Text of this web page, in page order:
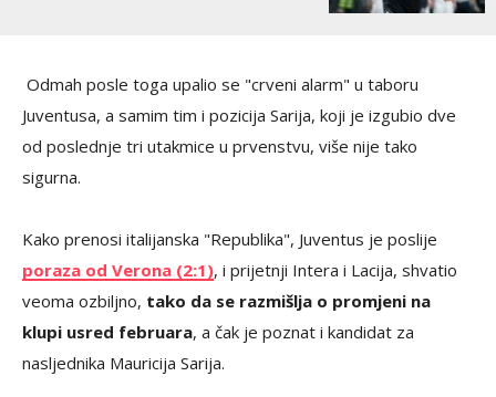
Odmah posle toga upalio se "crveni alarm" u taboru
Juventusa, a samim tim i pozicija Sarija, koji je izgubio dve
od poslednje tri utakmice u prvenstvu, više nije tako
sigurna.
Kako prenosi italijanska "Republika", Juventus je poslije
poraza od Verona (2:1), i prijetnji Intera i Lacija, shvatio
veoma ozbiljno, tako da se razmišlja o promjeni na
klupi usred februara, a čak je poznat i kandidat za
nasljednika Mauricija Sarija.